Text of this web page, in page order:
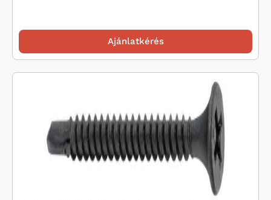
Ajánlatkérés